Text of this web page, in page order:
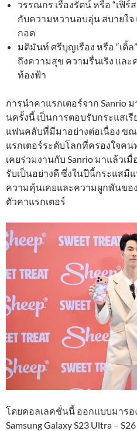
วรรณกร เรืองรัตน์ หรือ “เฟิร์
กับความหวานอบอุ่น สบายใ
กอด
มติมันท์ ศรีบุญเรือง หรือ “เติ้ล
ถึงความสุข ความรื่นเริง แล
ท้องฟ้า
การนำคาแรกเตอร์จาก Sanrio
นครั้งนี้ เป็นการตอบรับกระแสเรี
แฟนคลับที่มีมาอย่างต่อเนื่อง ขณ
แรกเตอร์ระดับโลกที่ครองใจค
เคยร่วมงานกับ Sanrio มาแล้วเ
รับเป็นอย่างดี ซึ่งในปีนี้กระแสมี
ความคุ้นเคยและความผูกพันข
ตัวคาแรกเตอร์
โดยคอลเลคชั่นนี้ ออกแบบมารอง
Samsung Galaxy S23 Ultra –